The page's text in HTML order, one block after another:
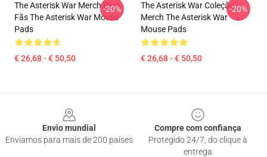
The Asterisk War Merch Para
Fãs The Asterisk War Mouse
Pads
€ 26,68 - € 50,50
-20%
The Asterisk War Coleção
Merch The Asterisk War
Mouse Pads
€ 26,68 - € 50,50
-20%
Envio mundial
Enviamos para mais de 200 países
Compre com confiança
Protegido 24/7, do clique à
entrega